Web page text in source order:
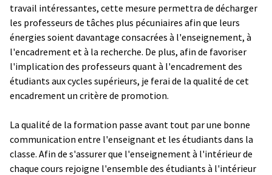
travail intéressantes, cette mesure permettra de décharger
les professeurs de tâches plus pécuniaires afin que leurs
énergies soient davantage consacrées à l'enseignement, à
l'encadrement et à la recherche. De plus, afin de favoriser
l'implication des professeurs quant à l'encadrement des
étudiants aux cycles supérieurs, je ferai de la qualité de cet
encadrement un critère de promotion.
La qualité de la formation passe avant tout par une bonne
communication entre l'enseignant et les étudiants dans la
classe. Afin de s'assurer que l'enseignement à l'intérieur de
chaque cours rejoigne l'ensemble des étudiants à l'intérieur